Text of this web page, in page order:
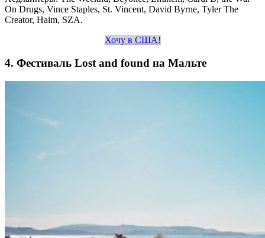
On Drugs, Vince Staples, St. Vincent, David Byrne, Tyler The
Creator, Haim, SZA.
Хочу в США!
4. Фестиваль Lost and found на Мальте